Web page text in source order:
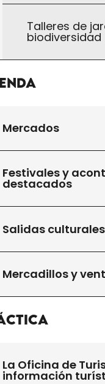
Talleres de
biodiversidad
Mercados
Festivales y
destacados
Salidas culturales
Mercadillos y
La Oficina de
información
a 2km